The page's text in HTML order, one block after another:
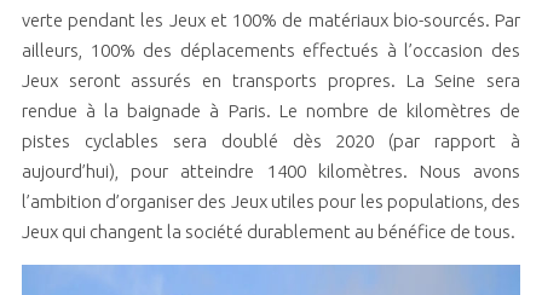
verte pendant les Jeux et 100% de matériaux bio-sourcés. Par
ailleurs, 100% des déplacements effectués à l’occasion des
Jeux seront assurés en transports propres. La Seine sera
rendue à la baignade à Paris. Le nombre de kilomètres de
pistes cyclables sera doublé dès 2020 (par rapport à
aujourd’hui), pour atteindre 1400 kilomètres. Nous avons
l’ambition d’organiser des Jeux utiles pour les populations, des
Jeux qui changent la société durablement au bénéfice de tous.